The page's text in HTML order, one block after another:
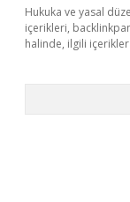
Hukuka ve yasal
içerikleri,
halinde, ilgili